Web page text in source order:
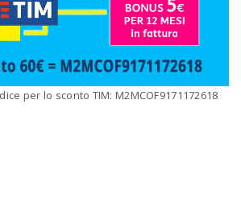
per lo sconto TIM: M2MCOF9171172618